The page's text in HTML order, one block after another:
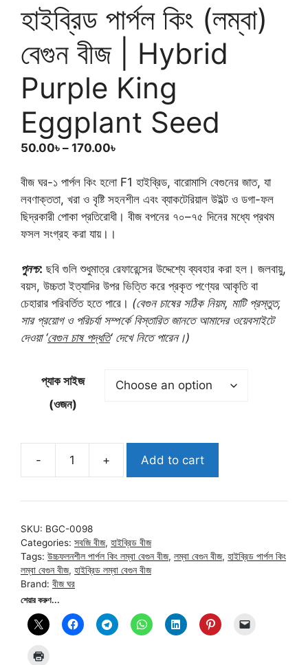
হাইব্রিড পার্পল কিং (লম্বা)
বেগুন বীজ | Hybrid
Purple King
Eggplant Seed
50.00৳ – 170.00৳Price
50.00৳
through
170.00৳
বীজ ঘর-১ পার্পল কিং হলো F1 হাইব্রিড, বারোমাসি বেগুনের জাত, যা
লবণাক্ততা, খরা ও বৃষ্টি সহনশীল এবং ব্যাকটেরিয়াল উইল্ট ও ডগা-ফল
ছিদ্রকারী পোকা প্রতিরোধী। বীজ বপনের ৭০–৭৫ দিনের মধ্যে প্রথম
ফসল সংগ্রহ করা যায়।।
পুনশ্চ: ছবি গুলি শুধুমাত্র রেফারেন্সের উদ্দেশ্যে ব্যবহার করা হল। জলবায়ু,
বয়স, উচ্চতা ইত্যাদির উপর ভিত্তি করে প্রকৃত পণ্যের আকৃতি বা
চেহারার পরিবর্তিত হতে পারে। (বেগুন চাষের সঠিক নিয়ম, মাটি প্রস্তুত,
সার প্রয়োগ ও পরিচর্যা সম্পর্কে বিস্তারিত জানতে আমাদের ওয়েবসাইটে
দেওয়া ‘বেগুন চাষ পদ্ধতি‘ দেখে নিতে পারেন।)
প্যাক সাইজ
(ওজন)
-
হাইব্রিড
কিং
বেগুন
বীজ
|
King
Eggplant
+ Add to cart
SKU: BGC-0098
Categories: সবজি বীজ, হাইব্রিড বীজ
Tags: উচ্চফলনশীল পার্পল কিং লম্বা বেগুন বীজ, লম্বা বেগুন বীজ, হাইব্রিড পার্পল কিং
লম্বা বেগুন বীজ, হাইব্রিড লম্বা বেগুন বীজ
Brand: বীজ ঘর
শেয়ার করুণ...